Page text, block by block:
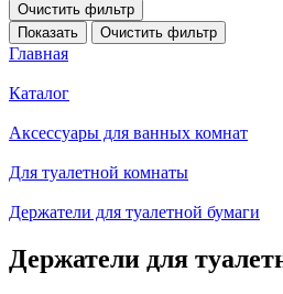
Очистить фильтр
Показать
Очистить фильтр
Главная
Каталог
Аксессуары для ванных комнат
Для туалетной комнаты
Держатели для туалетной бумаги
Держатели для